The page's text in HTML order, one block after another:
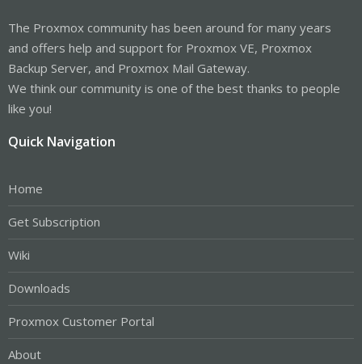
The Proxmox community has been around for many years
and offers help and support for Proxmox VE, Proxmox
Backup Server, and Proxmox Mail Gateway.
We think our community is one of the best thanks to people
like you!
Quick Navigation
Home
Get Subscription
Wiki
Downloads
Proxmox Customer Portal
About